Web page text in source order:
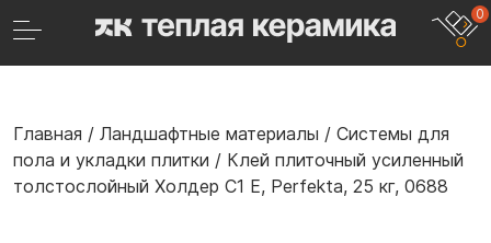
0
Главная / Ландшафтные материалы / Системы для
пола и укладки плитки / Клей плиточный усиленный
толстослойный Холдер С1 Е, Perfekta, 25 кг, 0688